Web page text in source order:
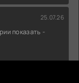
25.07.26
показать -